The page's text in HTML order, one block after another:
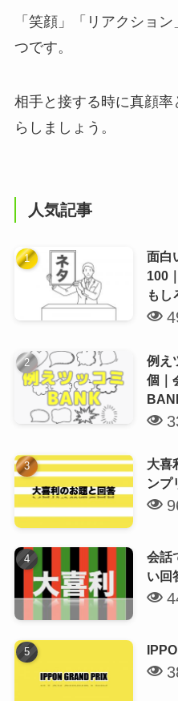
「笑顔」「リアクショ
つです。
相手と接する時に真顔
らしましょう。
人気記事
面
100
もし
例え
個｜
大喜
ンプ
会話
い回